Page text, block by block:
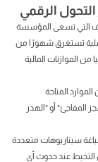
الرقمي
التي تسعى المؤسسة
تستغرق شهورًا من
من الموازنات المالية
المتاحة
المفاجئ" أو "الهدر
صياغة سيناريوهات متعددة
التخبط عند حدوث أي